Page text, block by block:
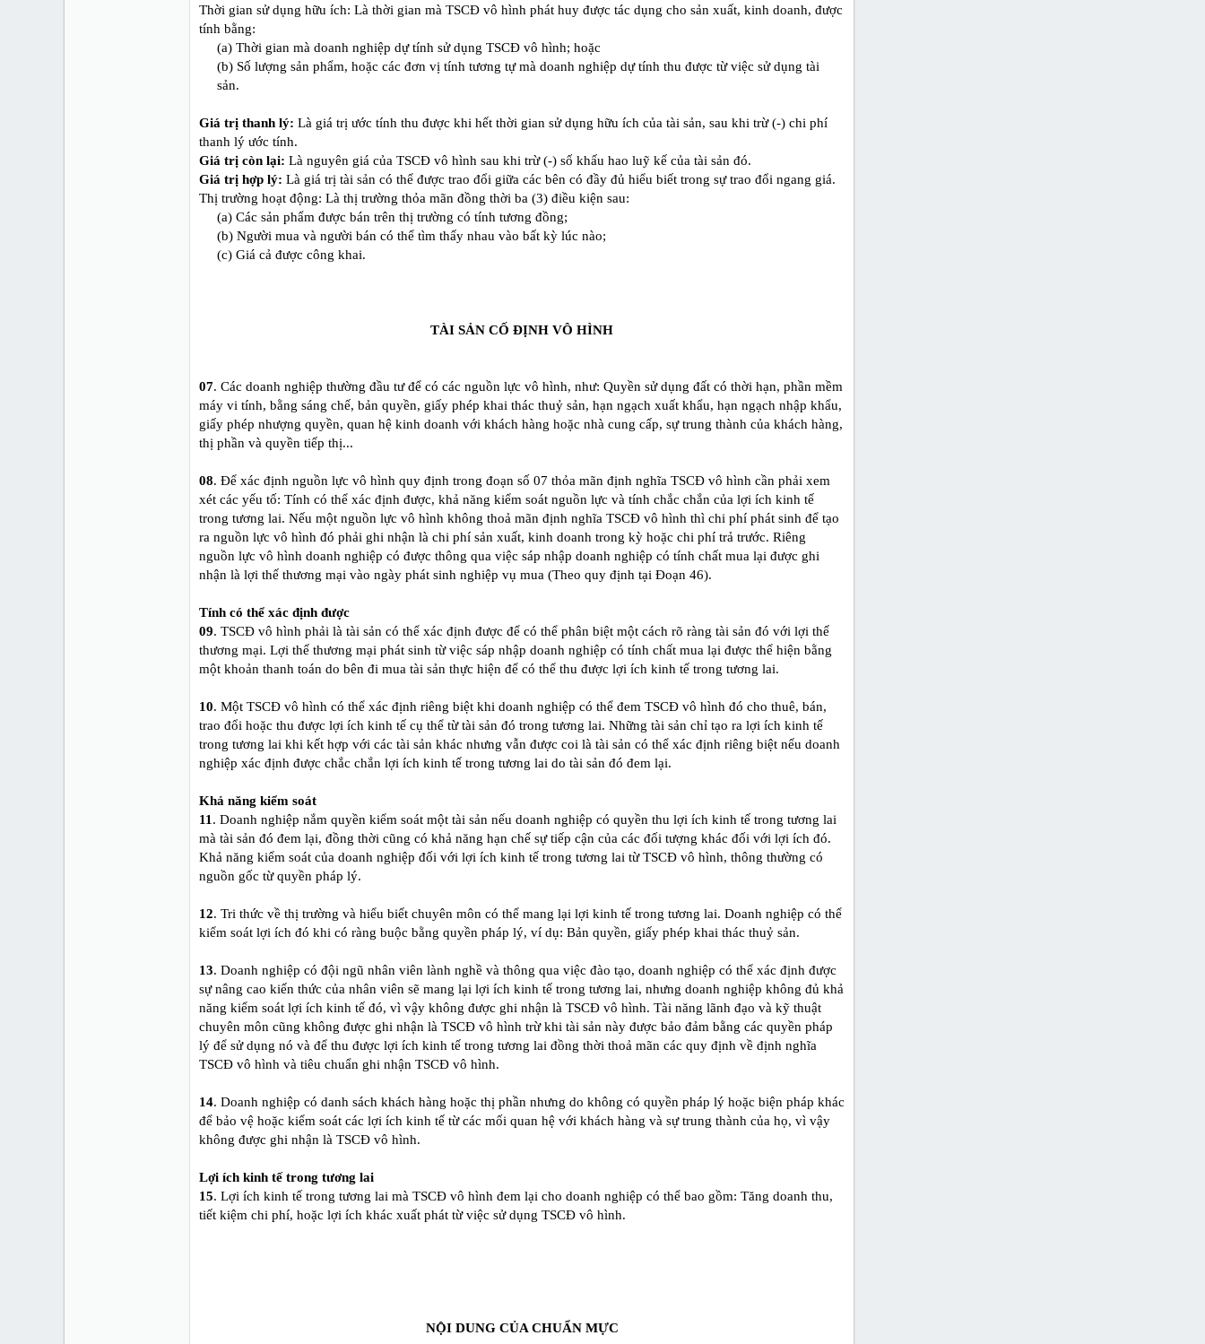
Thời gian sử dụng hữu ích: Là thời gian mà TSCĐ vô hình phát huy được tác dụng cho sản xuất, kinh doanh, được
tính bằng:
(a) Thời gian mà doanh nghiệp dự tính sử dụng TSCĐ vô hình; hoặc
(b) Số lượng sản phẩm, hoặc các đơn vị tính tương tự mà doanh nghiệp dự tính thu được từ việc sử dụng tài
sản.
Giá trị thanh lý: Là giá trị ước tính thu được khi hết thời gian sử dụng hữu ích của tài sản, sau khi trừ (-) chi phí
thanh lý ước tính.
Giá trị còn lại: Là nguyên giá của TSCĐ vô hình sau khi trừ (-) số khấu hao luỹ kế của tài sản đó.
Giá trị hợp lý: Là giá trị tài sản có thể được trao đổi giữa các bên có đầy đủ hiểu biết trong sự trao đổi ngang giá.
Thị trường hoạt động: Là thị trường thỏa mãn đồng thời ba (3) điều kiện sau:
(a) Các sản phẩm được bán trên thị trường có tính tương đồng;
(b) Người mua và người bán có thể tìm thấy nhau vào bất kỳ lúc nào;
(c) Giá cả được công khai.
TÀI SẢN CỐ ĐỊNH VÔ HÌNH
07. Các doanh nghiệp thường đầu tư để có các nguồn lực vô hình, như: Quyền sử dụng đất có thời hạn, phần mềm
máy vi tính, bằng sáng chế, bản quyền, giấy phép khai thác thuỷ sản, hạn ngạch xuất khẩu, hạn ngạch nhập khẩu,
giấy phép nhượng quyền, quan hệ kinh doanh với khách hàng hoặc nhà cung cấp, sự trung thành của khách hàng,
thị phần và quyền tiếp thị...
08. Để xác định nguồn lực vô hình quy định trong đoạn số 07 thỏa mãn định nghĩa TSCĐ vô hình cần phải xem
xét các yếu tố: Tính có thể xác định được, khả năng kiểm soát nguồn lực và tính chắc chắn của lợi ích kinh tế
trong tương lai. Nếu một nguồn lực vô hình không thoả mãn định nghĩa TSCĐ vô hình thì chi phí phát sinh để tạo
ra nguồn lực vô hình đó phải ghi nhận là chi phí sản xuất, kinh doanh trong kỳ hoặc chi phí trả trước. Riêng
nguồn lực vô hình doanh nghiệp có được thông qua việc sáp nhập doanh nghiệp có tính chất mua lại được ghi
nhận là lợi thế thương mại vào ngày phát sinh nghiệp vụ mua (Theo quy định tại Đoạn 46).
Tính có thể xác định được
09. TSCĐ vô hình phải là tài sản có thể xác định được để có thể phân biệt một cách rõ ràng tài sản đó với lợi thế
thương mại. Lợi thế thương mại phát sinh từ việc sáp nhập doanh nghiệp có tính chất mua lại được thể hiện bằng
một khoản thanh toán do bên đi mua tài sản thực hiện để có thể thu được lợi ích kinh tế trong tương lai.
10. Một TSCĐ vô hình có thể xác định riêng biệt khi doanh nghiệp có thể đem TSCĐ vô hình đó cho thuê, bán,
trao đổi hoặc thu được lợi ích kinh tế cụ thể từ tài sản đó trong tương lai. Những tài sản chỉ tạo ra lợi ích kinh tế
trong tương lai khi kết hợp với các tài sản khác nhưng vẫn được coi là tài sản có thể xác định riêng biệt nếu doanh
nghiệp xác định được chắc chắn lợi ích kinh tế trong tương lai do tài sản đó đem lại.
Khả năng kiểm soát
11. Doanh nghiệp nắm quyền kiểm soát một tài sản nếu doanh nghiệp có quyền thu lợi ích kinh tế trong tương lai
mà tài sản đó đem lại, đồng thời cũng có khả năng hạn chế sự tiếp cận của các đối tượng khác đối với lợi ích đó.
Khả năng kiểm soát của doanh nghiệp đối với lợi ích kinh tế trong tương lai từ TSCĐ vô hình, thông thường có
nguồn gốc từ quyền pháp lý.
12. Tri thức về thị trường và hiểu biết chuyên môn có thể mang lại lợi kinh tế trong tương lai. Doanh nghiệp có thể
kiểm soát lợi ích đó khi có ràng buộc bằng quyền pháp lý, ví dụ: Bản quyền, giấy phép khai thác thuỷ sản.
13. Doanh nghiệp có đội ngũ nhân viên lành nghề và thông qua việc đào tạo, doanh nghiệp có thể xác định được
sự nâng cao kiến thức của nhân viên sẽ mang lại lợi ích kinh tế trong tương lai, nhưng doanh nghiệp không đủ khả
năng kiểm soát lợi ích kinh tế đó, vì vậy không được ghi nhận là TSCĐ vô hình. Tài năng lãnh đạo và kỹ thuật
chuyên môn cũng không được ghi nhận là TSCĐ vô hình trừ khi tài sản này được bảo đảm bằng các quyền pháp
lý để sử dụng nó và để thu được lợi ích kinh tế trong tương lai đồng thời thoả mãn các quy định về định nghĩa
TSCĐ vô hình và tiêu chuẩn ghi nhận TSCĐ vô hình.
14. Doanh nghiệp có danh sách khách hàng hoặc thị phần nhưng do không có quyền pháp lý hoặc biện pháp khác
để bảo vệ hoặc kiểm soát các lợi ích kinh tế từ các mối quan hệ với khách hàng và sự trung thành của họ, vì vậy
không được ghi nhận là TSCĐ vô hình.
Lợi ích kinh tế trong tương lai
15. Lợi ích kinh tế trong tương lai mà TSCĐ vô hình đem lại cho doanh nghiệp có thể bao gồm: Tăng doanh thu,
tiết kiệm chi phí, hoặc lợi ích khác xuất phát từ việc sử dụng TSCĐ vô hình.
NỘI DUNG CỦA CHUẨN MỰC